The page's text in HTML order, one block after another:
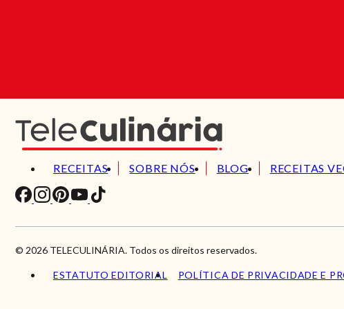
RECEITAS SOBRE NÓS BLOG RECEITAS
© 2026 TELECULINÁRIA. Todos os direitos reservados.
ESTATUTO EDITORIAL POLÍTICA DE PRIVACIDADE E